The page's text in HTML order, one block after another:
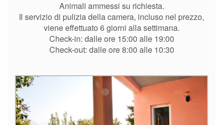
Animali ammessi su richiesta.
Il servizio di pulizia della camera, incluso nel prezzo,
viene effettuato 6 giorni alla settimana.
Check-in: dalle ore 15:00 alle 19:00
Check-out: dalle ore 8:00 alle 10:30